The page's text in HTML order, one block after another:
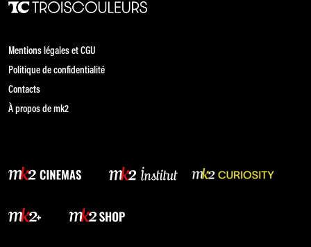
Mentions légales et CGU
Politique de confidentialité
Contacts
À propos de mk2